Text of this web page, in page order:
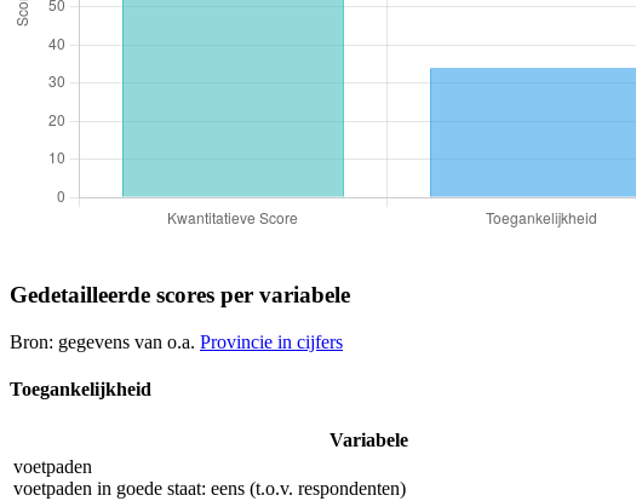
Gedetailleerde scores per variabele
Bron: gegevens van o.a. Provincie in cijfers
Toegankelijkheid
Variabele
voetpaden
voetpaden in goede staat: eens (t.o.v. respondenten)